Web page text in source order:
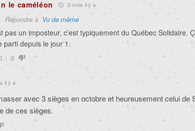
le caméléon 3 mois il y a
Répondre à Vu de même
pas un imposteur, c’est typiquement du Québec Solidaire.
parti depuis le jour 1.
0
il y a
avec 3 sièges en octobre et heureusement celui de
de ces sièges.